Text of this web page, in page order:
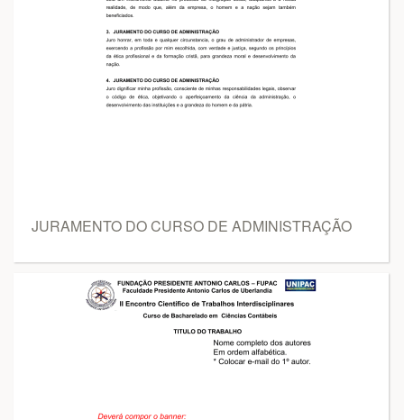
JURAMENTO DO CURSO DE ADMINISTRAÇÃO